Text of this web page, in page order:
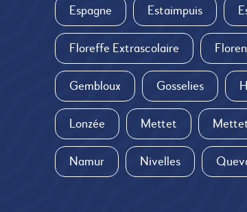
Espagne Estaimpuis
Floreffe Extrascolaire
Gembloux Gosselies
Lonzée Mettet
Namur Nivelles